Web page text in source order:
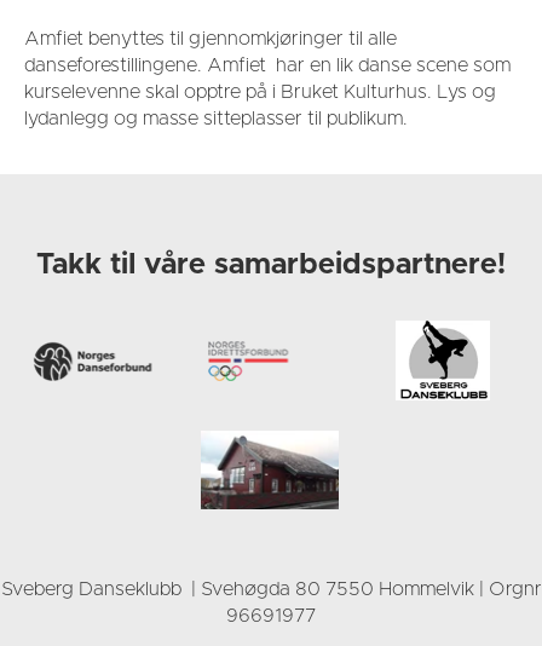
Amfiet benyttes til gjennomkjøringer til alle
danseforestillingene. Amfiet har en lik danse scene som
kurselevenne skal opptre på i Bruket Kulturhus. Lys og
lydanlegg og masse sitteplasser til publikum.
Takk til våre samarbeidspartnere!
Sveberg Danseklubb | Svehøgda 80 7550 Hommelvik | Orgnr
96691977